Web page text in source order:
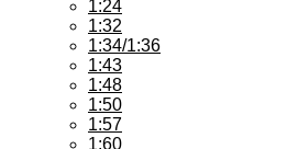
1:24
1:32
1:34/1:36
1:43
1:48
1:50
1:57
1:60